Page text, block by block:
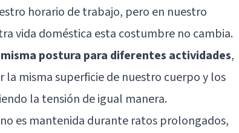
horario de trabajo, pero en nuestro
vida doméstica esta costumbre no cambia.
postura para diferentes actividades,
misma superficie de nuestro cuerpo y los
la tensión de igual manera.
es mantenida durante ratos prolongados,